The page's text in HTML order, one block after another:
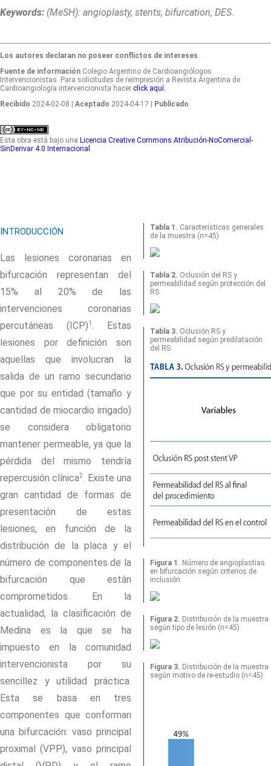
Keywords: (MeSH): angioplasty, stents, bifurcation, DES.
Los autores declaran no poseer conflictos de intereses.
Fuente de información Colegio Argentino de Cardioangiólogos
Intervencionistas. Para solicitudes de reimpresión a Revista Argentina de
Cardioangiología intervencionista hacer click aquí.
Recibido 2024-02-08 | Aceptado 2024-04-17 | Publicado
Esta obra está bajo una Licencia Creative Commons Atribución-NoComercial-
SinDerivar 4.0 Internacional .
Tabla 1. Características generales
de la muestra (n=45)
Tabla 2. Oclusión del RS y
permeabilidad según protección del
RS.
Tabla 3. Oclusión RS y
permeabilidad según predilatación
del RS
Figura 1. Número de angioplastias
en bifurcación según criterios de
inclusión
Figura 2. Distribución de la muestra
según tipo de lesión (n=45).
Figura 3. Distribución de la muestra
según motivo de re-estudio (n=45).
INTRODUCCIÓN
Las lesiones coronarias en
bifurcación representan del
15% al 20% de las
intervenciones coronarias
percutáneas (ICP)1 . Estas
lesiones por definición son
aquellas que involucran la
salida de un ramo secundario
que por su entidad (tamaño y
cantidad de miocardio irrigado)
se considera obligatorio
mantener permeable, ya que la
pérdida del mismo tendría
repercusión clínica2. Existe una
gran cantidad de formas de
presentación de estas
lesiones, en función de la
distribución de la placa y el
número de componentes de la
bifurcación que están
comprometidos. En la
actualidad, la clasificación de
Medina es la que se ha
impuesto en la comunidad
intervencionista por su
sencillez y utilidad práctica.
Esta se basa en tres
componentes que conforman
una bifurcación: vaso principal
proximal (VPP), vaso principal